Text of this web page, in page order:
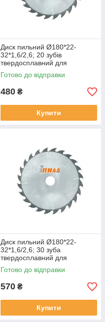
Диск пильний Ø180*22-
32*1,6/2,6; 20 зубів
твердосплавний для
поздовжнього розпилу по
дереву
Готово до відправки
480 ₴
Купити
Диск пильний Ø180*22-
32*1,6/2,6; 30 зуба
твердосплавний для
поздовжнього розпилу по
дереву
Готово до відправки
570 ₴
Купити